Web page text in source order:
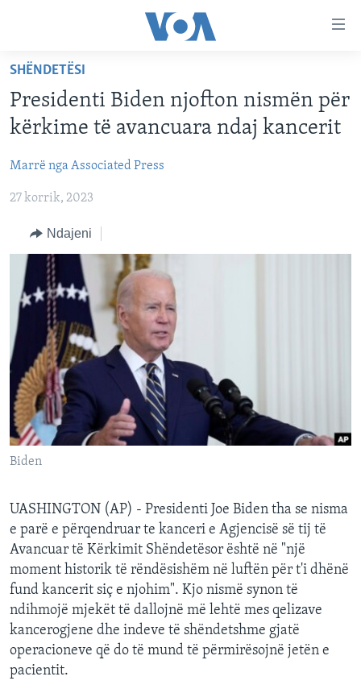
faqen
kryesore
Kalo
tek
faqja
Kalo
kërkimi
FAQJA KRYESORE
KATEGORITË
BALLKANI
EVROPA
BOTA
MJEDISI
KULTURË
SHKENCË DHE TEKNOLOGJI
SHËNDETËSI
INTERVISTA
DITARI
FOLLOW US
Gjuhët
SHËNDETËSI
Presidenti Biden njofton nismën për
kërkime të avancuara ndaj kancerit
Marrë nga Associated Press
27 korrik, 2023
Ndajeni
Biden
UASHINGTON (AP) - Presidenti Joe Biden tha se nisma
e parë e përqendruar te kanceri e Agjencisë së tij të
Avancuar të Kërkimit Shëndetësor është në "një
moment historik të rëndësishëm në luftën për t'i dhënë
fund kancerit siç e njohim". Kjo nismë synon të
ndihmojë mjekët të dallojnë më lehtë mes qelizave
kancerogjene dhe indeve të shëndetshme gjatë
operacioneve që do të mund të përmirësojnë jetën e
pacientit.